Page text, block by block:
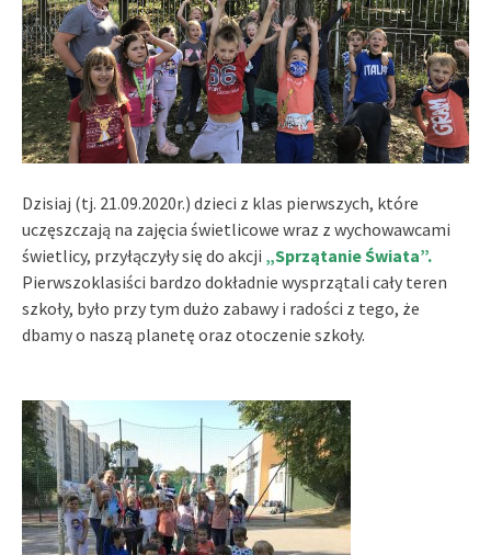
Dzisiaj (tj. 21.09.2020r.) dzieci z klas pierwszych, które
uczęszczają na zajęcia świetlicowe wraz z wychowawcami
świetlicy, przyłączyły się do akcji „Sprzątanie Świata”.
Pierwszoklasiści bardzo dokładnie wysprzątali cały teren
szkoły, było przy tym dużo zabawy i radości z tego, że
dbamy o naszą planetę oraz otoczenie szkoły.